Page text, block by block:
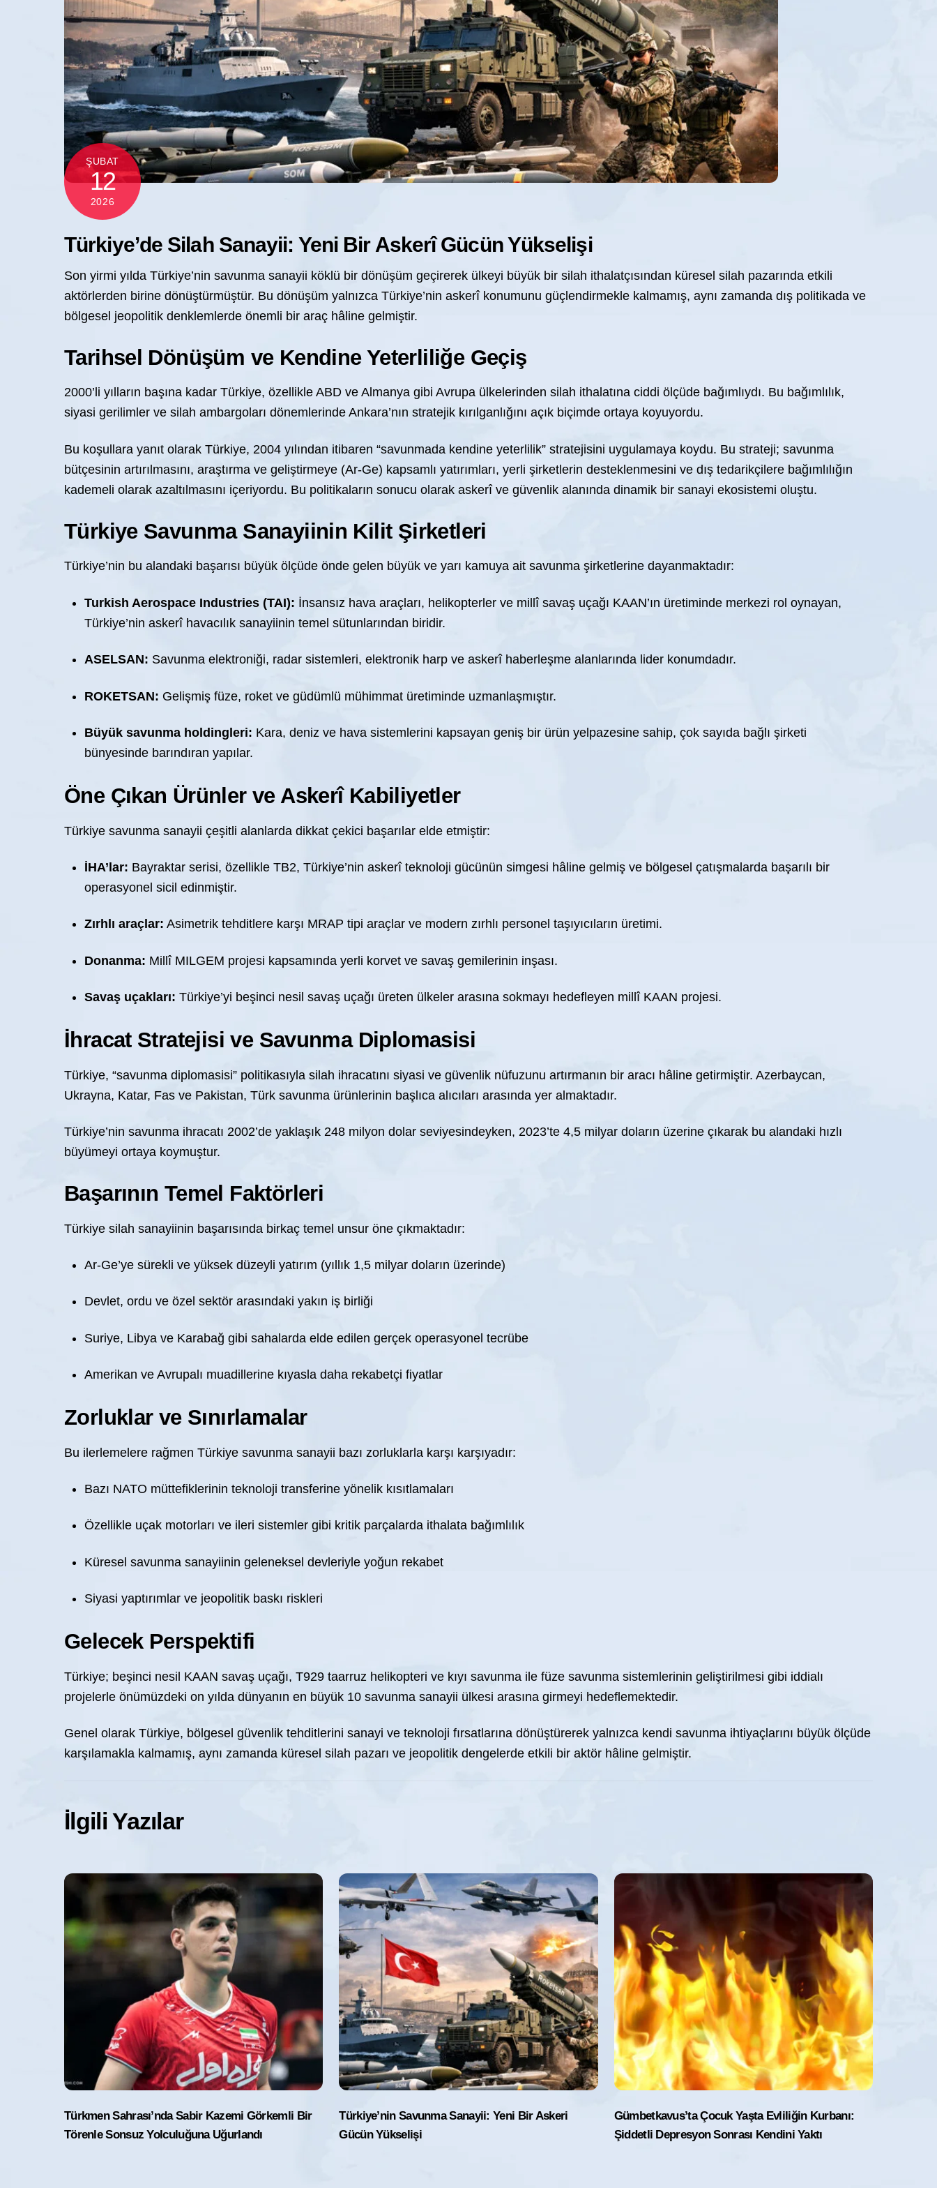
ŞUBAT
12
2026
Türkiye’de Silah Sanayii: Yeni Bir Askerî Gücün Yükselişi
Son yirmi yılda Türkiye’nin savunma sanayii köklü bir dönüşüm geçirerek ülkeyi büyük bir silah ithalatçısından küresel silah pazarında etkili
aktörlerden birine dönüştürmüştür. Bu dönüşüm yalnızca Türkiye’nin askerî konumunu güçlendirmekle kalmamış, aynı zamanda dış politikada ve
bölgesel jeopolitik denklemlerde önemli bir araç hâline gelmiştir.
Tarihsel Dönüşüm ve Kendine Yeterliliğe Geçiş
2000’li yılların başına kadar Türkiye, özellikle ABD ve Almanya gibi Avrupa ülkelerinden silah ithalatına ciddi ölçüde bağımlıydı. Bu bağımlılık,
siyasi gerilimler ve silah ambargoları dönemlerinde Ankara’nın stratejik kırılganlığını açık biçimde ortaya koyuyordu.
Bu koşullara yanıt olarak Türkiye, 2004 yılından itibaren “savunmada kendine yeterlilik” stratejisini uygulamaya koydu. Bu strateji; savunma
bütçesinin artırılmasını, araştırma ve geliştirmeye (Ar-Ge) kapsamlı yatırımları, yerli şirketlerin desteklenmesini ve dış tedarikçilere bağımlılığın
kademeli olarak azaltılmasını içeriyordu. Bu politikaların sonucu olarak askerî ve güvenlik alanında dinamik bir sanayi ekosistemi oluştu.
Türkiye Savunma Sanayiinin Kilit Şirketleri
Türkiye’nin bu alandaki başarısı büyük ölçüde önde gelen büyük ve yarı kamuya ait savunma şirketlerine dayanmaktadır:
Turkish Aerospace Industries (TAI): İnsansız hava araçları, helikopterler ve millî savaş uçağı KAAN’ın üretiminde merkezi rol oynayan,
Türkiye’nin askerî havacılık sanayiinin temel sütunlarından biridir.
ASELSAN: Savunma elektroniği, radar sistemleri, elektronik harp ve askerî haberleşme alanlarında lider konumdadır.
ROKETSAN: Gelişmiş füze, roket ve güdümlü mühimmat üretiminde uzmanlaşmıştır.
Büyük savunma holdingleri: Kara, deniz ve hava sistemlerini kapsayan geniş bir ürün yelpazesine sahip, çok sayıda bağlı şirketi
bünyesinde barındıran yapılar.
Öne Çıkan Ürünler ve Askerî Kabiliyetler
Türkiye savunma sanayii çeşitli alanlarda dikkat çekici başarılar elde etmiştir:
İHA’lar: Bayraktar serisi, özellikle TB2, Türkiye’nin askerî teknoloji gücünün simgesi hâline gelmiş ve bölgesel çatışmalarda başarılı bir
operasyonel sicil edinmiştir.
Zırhlı araçlar: Asimetrik tehditlere karşı MRAP tipi araçlar ve modern zırhlı personel taşıyıcıların üretimi.
Donanma: Millî MILGEM projesi kapsamında yerli korvet ve savaş gemilerinin inşası.
Savaş uçakları: Türkiye’yi beşinci nesil savaş uçağı üreten ülkeler arasına sokmayı hedefleyen millî KAAN projesi.
İhracat Stratejisi ve Savunma Diplomasisi
Türkiye, “savunma diplomasisi” politikasıyla silah ihracatını siyasi ve güvenlik nüfuzunu artırmanın bir aracı hâline getirmiştir. Azerbaycan,
Ukrayna, Katar, Fas ve Pakistan, Türk savunma ürünlerinin başlıca alıcıları arasında yer almaktadır.
Türkiye’nin savunma ihracatı 2002’de yaklaşık 248 milyon dolar seviyesindeyken, 2023’te 4,5 milyar doların üzerine çıkarak bu alandaki hızlı
büyümeyi ortaya koymuştur.
Başarının Temel Faktörleri
Türkiye silah sanayiinin başarısında birkaç temel unsur öne çıkmaktadır:
Ar-Ge’ye sürekli ve yüksek düzeyli yatırım (yıllık 1,5 milyar doların üzerinde)
Devlet, ordu ve özel sektör arasındaki yakın iş birliği
Suriye, Libya ve Karabağ gibi sahalarda elde edilen gerçek operasyonel tecrübe
Amerikan ve Avrupalı muadillerine kıyasla daha rekabetçi fiyatlar
Zorluklar ve Sınırlamalar
Bu ilerlemelere rağmen Türkiye savunma sanayii bazı zorluklarla karşı karşıyadır:
Bazı NATO müttefiklerinin teknoloji transferine yönelik kısıtlamaları
Özellikle uçak motorları ve ileri sistemler gibi kritik parçalarda ithalata bağımlılık
Küresel savunma sanayiinin geleneksel devleriyle yoğun rekabet
Siyasi yaptırımlar ve jeopolitik baskı riskleri
Gelecek Perspektifi
Türkiye; beşinci nesil KAAN savaş uçağı, T929 taarruz helikopteri ve kıyı savunma ile füze savunma sistemlerinin geliştirilmesi gibi iddialı
projelerle önümüzdeki on yılda dünyanın en büyük 10 savunma sanayii ülkesi arasına girmeyi hedeflemektedir.
Genel olarak Türkiye, bölgesel güvenlik tehditlerini sanayi ve teknoloji fırsatlarına dönüştürerek yalnızca kendi savunma ihtiyaçlarını büyük ölçüde
karşılamakla kalmamış, aynı zamanda küresel silah pazarı ve jeopolitik dengelerde etkili bir aktör hâline gelmiştir.
İlgili Yazılar
Türkmen Sahrası’nda Sabir Kazemi Görkemli Bir
Törenle Sonsuz Yolculuğuna Uğurlandı
Türkiye’nin Savunma Sanayii: Yeni Bir Askeri
Gücün Yükselişi
Gümbetkavus’ta Çocuk Yaşta Evliliğin Kurbanı:
Şiddetli Depresyon Sonrası Kendini Yaktı